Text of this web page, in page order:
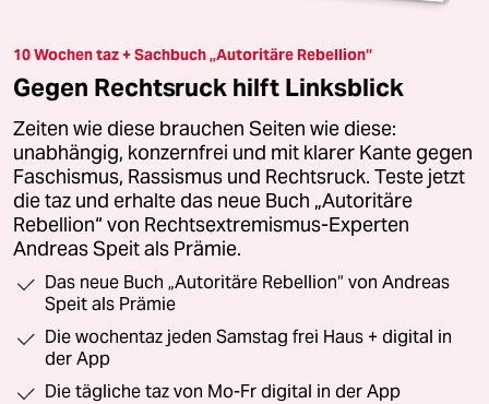
10 Wochen taz + Sachbuch „Autoritäre Rebellion“
Gegen Rechtsruck hilft Linksblick
Zeiten wie diese brauchen Seiten wie diese:
unabhängig, konzernfrei und mit klarer Kante gegen
Faschismus, Rassismus und Rechtsruck. Teste jetzt
die taz und erhalte das neue Buch „Autoritäre
Rebellion“ von Rechtsextremismus-Experten
Andreas Speit als Prämie.
Das neue Buch „Autoritäre Rebellion“ von Andreas
Speit als Prämie
Die wochentaz jeden Samstag frei Haus + digital in
der App
Die tägliche taz von Mo-Fr digital in der App